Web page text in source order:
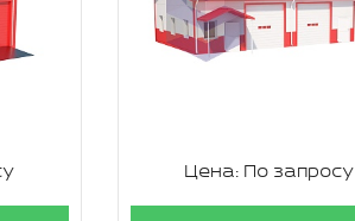
Цена: По запросу